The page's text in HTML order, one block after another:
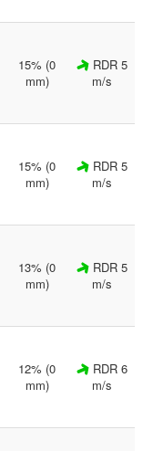
15% (0
mm)
RDR 5
m/s
15% (0
mm)
RDR 5
m/s
13% (0
mm)
RDR 5
m/s
12% (0
mm)
RDR 6
m/s